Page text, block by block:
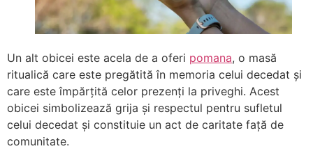
Un alt obicei este acela de a oferi pomana, o masă
ritualică care este pregătită în memoria celui decedat și
care este împărțită celor prezenți la priveghi. Acest
obicei simbolizează grija și respectul pentru sufletul
celui decedat și constituie un act de caritate față de
comunitate.